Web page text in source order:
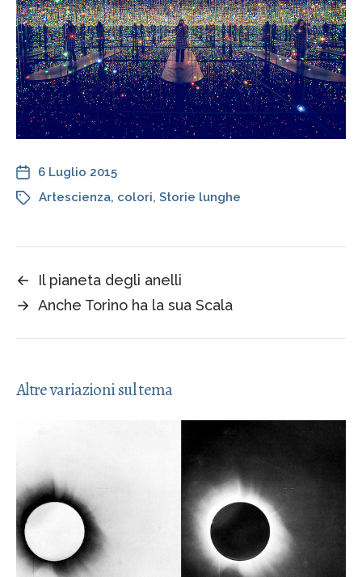
6 Luglio 2015
Artescienza, colori, Storie lunghe
←
Il pianeta degli anelli
→ Anche Torino ha la sua Scala
Altre variazioni sul tema